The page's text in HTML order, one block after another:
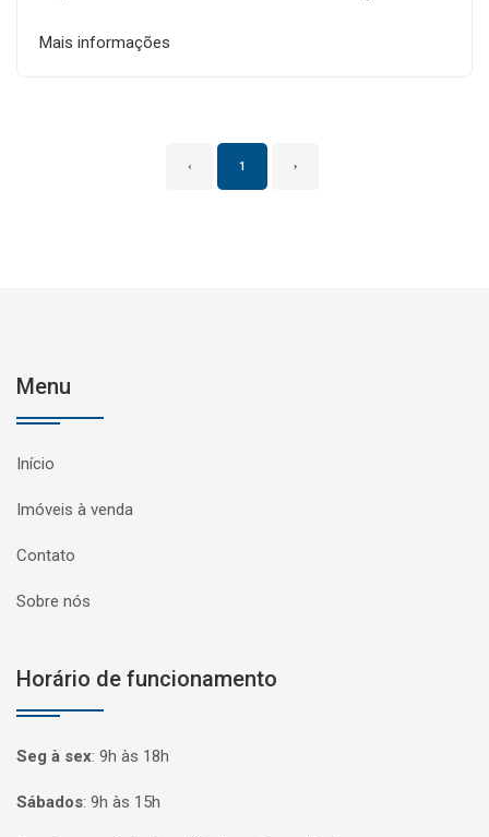
Mais informações
‹ 1 ›
Menu
Início
Imóveis à venda
Contato
Sobre nós
Horário de funcionamento
Seg à sex: 9h às 18h
Sábados: 9h às 15h